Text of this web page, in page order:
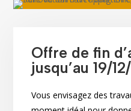
Offre de fin
jusqu’au 19/
Vous envisagez des